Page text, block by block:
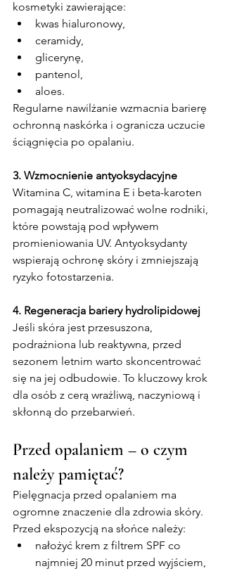
kosmetyki zawierające:
kwas hialuronowy,
ceramidy,
glicerynę,
pantenol,
aloes.
Regularne nawilżanie wzmacnia barierę
ochronną naskórka i ogranicza uczucie
ściągnięcia po opalaniu.
3. Wzmocnienie antyoksydacyjne
Witamina C, witamina E i beta-karoten
pomagają neutralizować wolne rodniki,
które powstają pod wpływem
promieniowania UV. Antyoksydanty
wspierają ochronę skóry i zmniejszają
ryzyko fotostarzenia.
4. Regeneracja bariery hydrolipidowej
Jeśli skóra jest przesuszona,
podrażniona lub reaktywna, przed
sezonem letnim warto skoncentrować
się na jej odbudowie. To kluczowy krok
dla osób z cerą wrażliwą, naczyniową i
skłonną do przebarwień.
Przed opalaniem – o czym
należy pamiętać?
Pielęgnacja przed opalaniem ma
ogromne znaczenie dla zdrowia skóry.
Przed ekspozycją na słońce należy:
nałożyć krem z filtrem SPF co
najmniej 20 minut przed wyjściem,